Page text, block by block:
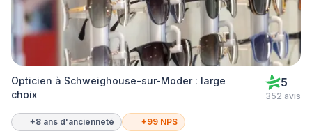
Opticien à Schweighouse-sur-Moder : large
choix
5
352 avis
+8 ans d'ancienneté +99 NPS